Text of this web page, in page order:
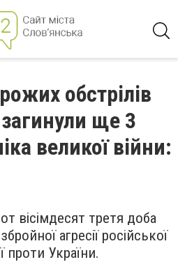
обстрілів
ще 3
великої війни:
вісімдесят третя доба
агресії російської
проти України.